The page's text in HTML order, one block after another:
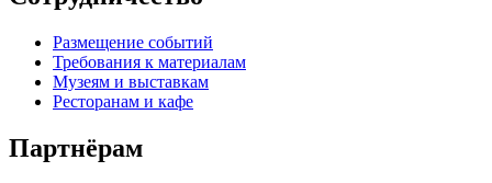
Размещение событий
Требования к материалам
Музеям и выставкам
Ресторанам и кафе
Партнёрам